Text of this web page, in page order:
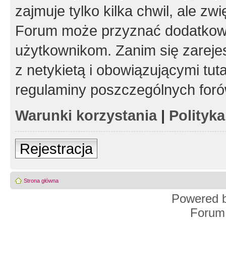
zajmuje tylko kilka chwil, ale
Forum może przyznać
użytkownikom. Zanim się
z netykietą i obowiązującymi
regulaminy poszczególnych
Warunki korzystania|
Rejestracja
Strona główna
Powered